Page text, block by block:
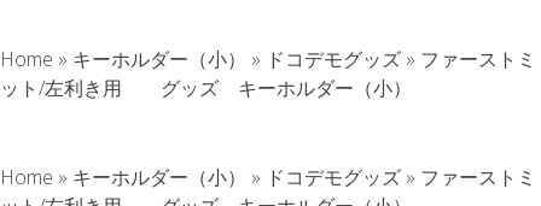
Home » キーホルダー（小） » ドコデモグッズ » ファーストミ
ット/左利き用 グッズ キーホルダー（小）
Home » キーホルダー（小） » ドコデモグッズ » ファーストミ